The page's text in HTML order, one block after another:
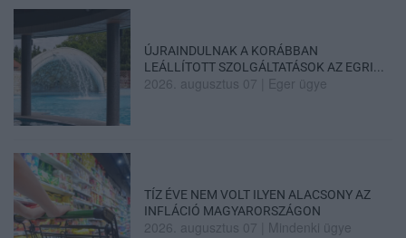
ÚJRAINDULNAK A KORÁBBAN
LEÁLLÍTOTT SZOLGÁLTATÁSOK AZ EGRI...
2026. augusztus 07 Eger ügye
TÍZ ÉVE NEM VOLT ILYEN ALACSONY AZ
INFLÁCIÓ MAGYARORSZÁGON
2026. augusztus 07 Mindenki ügye